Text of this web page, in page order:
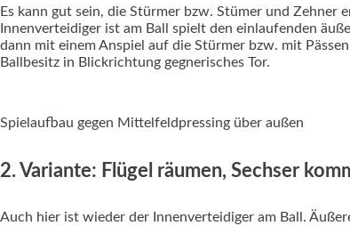
Es kann gut sein, die Stürmer bzw. Stümer und Zehner
Innenverteidiger ist am Ball spielt den einlaufenden
dann mit einem Anspiel auf die Stürmer bzw. mit
Ballbesitz in Blickrichtung gegnerisches Tor.
Spielaufbau gegen Mittelfeldpressing über außen
2. Variante: Flügel räumen, Sechser
Auch hier ist wieder der Innenverteidiger am Ball.